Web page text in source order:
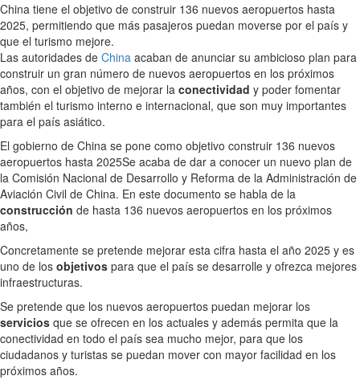
China tiene el objetivo de construir 136 nuevos aeropuertos hasta
2025, permitiendo que más pasajeros puedan moverse por el país y
que el turismo mejore.
Las autoridades de China acaban de anunciar su ambicioso plan para
construir un gran número de nuevos aeropuertos en los próximos
años, con el objetivo de mejorar la conectividad y poder fomentar
también el turismo interno e internacional, que son muy importantes
para el país asiático.
El gobierno de China se pone como objetivo construir 136 nuevos
aeropuertos hasta 2025Se acaba de dar a conocer un nuevo plan de
la Comisión Nacional de Desarrollo y Reforma de la Administración de
Aviación Civil de China. En este documento se habla de la
construcción de hasta 136 nuevos aeropuertos en los próximos
años,
Concretamente se pretende mejorar esta cifra hasta el año 2025 y es
uno de los objetivos para que el país se desarrolle y ofrezca mejores
infraestructuras.
Se pretende que los nuevos aeropuertos puedan mejorar los
servicios que se ofrecen en los actuales y además permita que la
conectividad en todo el país sea mucho mejor, para que los
ciudadanos y turistas se puedan mover con mayor facilidad en los
próximos años.